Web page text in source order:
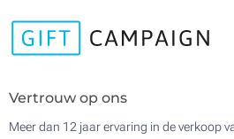
Vertrouw op ons
Meer dan 12 jaar ervaring in de verkoop